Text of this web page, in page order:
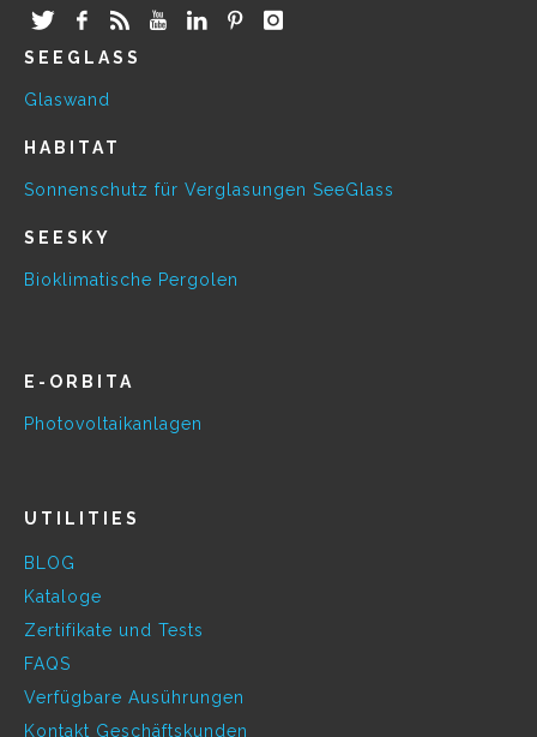
SEEGLASS
Glaswand
HABITAT
Sonnenschutz für Verglasungen SeeGlass
SEESKY
Bioklimatische Pergolen
E-ORBITA
Photovoltaikanlagen
UTILITIES
BLOG
Kataloge
Zertifikate und Tests
FAQS
Verfügbare Ausührungen
Kontakt Geschäftskunden